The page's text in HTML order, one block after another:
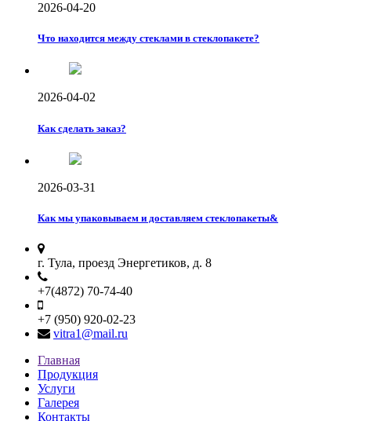
2026-04-20
Что находится между стеклами в стеклопакете?
2026-04-02
Как сделать заказ?
2026-03-31
Как мы упаковываем и доставляем стеклопакеты&
г. Тула, проезд Энергетиков, д. 8
+7(4872) 70-74-40
+7 (950) 920-02-23
vitra1@mail.ru
Главная
Продукция
Услуги
Галерея
Контакты